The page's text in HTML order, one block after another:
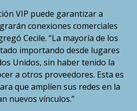
VIP puede garantizar a
conexiones comerciales
Cecile. “La mayoría de los
importando desde lugares
Unidos, sin haber tenido la
a otros proveedores. Esta es
que amplíen sus redes en la
nuevos vínculos.”